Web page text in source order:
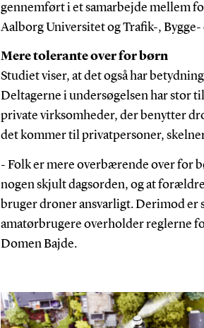
gennemført i et samarbejde mellem
Aalborg Universitet og Trafik-,
Mere tolerante over for børn
Studiet viser, at det også har
Deltagerne i undersøgelsen har stor
private virksomheder, der benytter
det kommer til privatpersoner,
- Folk er mere overbærende over for
nogen skjult dagsorden, og at
bruger droner ansvarligt. Derimod er
amatørbrugere overholder reglerne
Domen Bajde.